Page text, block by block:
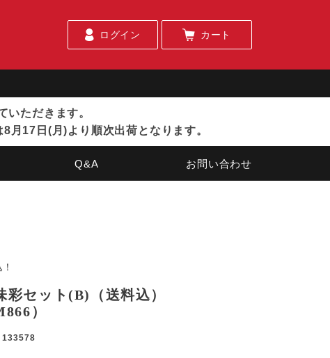
ログイン カート
ただきます。
月17日(月)より順次出荷となります。
Q&A お問い合わせ
彩セット(B)（送料込）
）
133578